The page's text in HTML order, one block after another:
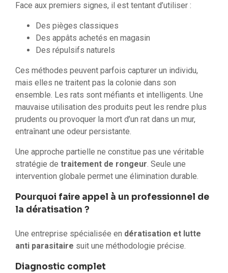
Face aux premiers signes, il est tentant d’utiliser :
Des pièges classiques
Des appâts achetés en magasin
Des répulsifs naturels
Ces méthodes peuvent parfois capturer un individu,
mais elles ne traitent pas la colonie dans son
ensemble. Les rats sont méfiants et intelligents. Une
mauvaise utilisation des produits peut les rendre plus
prudents ou provoquer la mort d’un rat dans un mur,
entraînant une odeur persistante.
Une approche partielle ne constitue pas une véritable
stratégie de traitement de rongeur. Seule une
intervention globale permet une élimination durable.
Pourquoi faire appel à un professionnel de
la dératisation ?
Une entreprise spécialisée en dératisation et lutte
anti parasitaire suit une méthodologie précise.
Diagnostic complet